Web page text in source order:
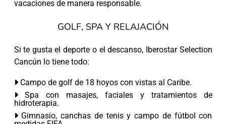
vacaciones de manera responsable.
GOLF, SPA Y RELAJACIÓN
Si te gusta el deporte o el descanso, Iberostar Selection
Cancún lo tiene todo:
Campo de golf de 18 hoyos con vistas al Caribe.
Spa con masajes, faciales y tratamientos de
hidroterapia.
Gimnasio, canchas de tenis y campo de fútbol con